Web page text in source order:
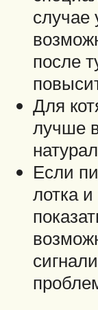
случае
после
Для
лучше
Если
лотка и